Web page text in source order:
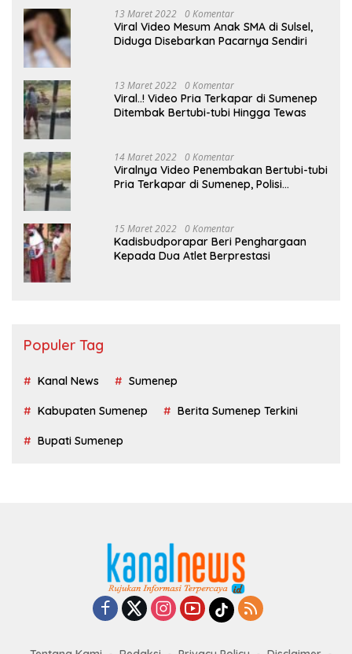
13 Maret 2022 0 Komentar
Viral Video Mesum Anak SMA di Sulsel,
Diduga Disebarkan Pacarnya Sendiri
13 Maret 2022 0 Komentar
Viral..! Video Pria Terkapar di Sumenep
Ditembak Bertubi-tubi Hingga Tewas
14 Maret 2022 0 Komentar
Viralnya Video Penembakan Bertubi-tubi
Pria Terkapar di Sumenep, Polisi
15 Maret 2022 0 Komentar
Kadisbudporapar Beri Penghargaan
Kepada Dua Atlet Berprestasi
Populer Tag
Kanal News Sumenep
Kabupaten Sumenep Berita Sumenep Terkini
Bupati Sumenep